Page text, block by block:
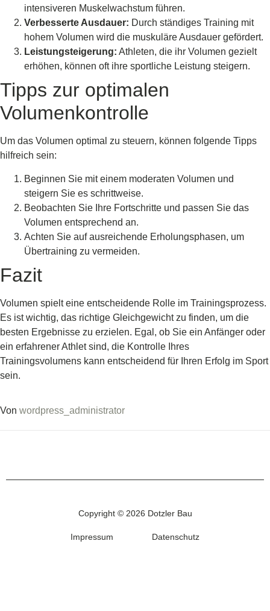
intensiveren Muskelwachstum führen.
Verbesserte Ausdauer: Durch ständiges Training mit
hohem Volumen wird die muskuläre Ausdauer gefördert.
Leistungsteigerung: Athleten, die ihr Volumen gezielt
erhöhen, können oft ihre sportliche Leistung steigern.
Tipps zur optimalen
Volumenkontrolle
Um das Volumen optimal zu steuern, können folgende Tipps
hilfreich sein:
Beginnen Sie mit einem moderaten Volumen und
steigern Sie es schrittweise.
Beobachten Sie Ihre Fortschritte und passen Sie das
Volumen entsprechend an.
Achten Sie auf ausreichende Erholungsphasen, um
Übertraining zu vermeiden.
Fazit
Volumen spielt eine entscheidende Rolle im Trainingsprozess.
Es ist wichtig, das richtige Gleichgewicht zu finden, um die
besten Ergebnisse zu erzielen. Egal, ob Sie ein Anfänger oder
ein erfahrener Athlet sind, die Kontrolle Ihres
Trainingsvolumens kann entscheidend für Ihren Erfolg im Sport
sein.
Von wordpress_administrator
Copyright © 2026 Dotzler Bau
Impressum Datenschutz